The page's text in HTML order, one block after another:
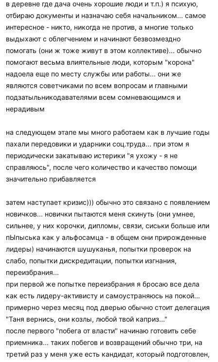
в деревне где дача очень хорошие люди и т.п.) я психую,
отбираю документы и назначаю себя начальником... самое
интересное - никто, никогда не против, а многие только
выдыхают с облегчением и начинают безвозмездно
помогать (они ж тоже живут в этом коллективе)... обычно
помогают весьма влиятельные люди, которым "корона"
надоела еще по месту службы или работы... они же
являются советчиками по всем вопросам и главными
подзатыльникодавателями всем сомневающимся и
нерадивым
на следующем этапе мы много работаем как в лучшие годы
пахали передовики и ударники соц.труда... при этом я
периодически закатываю истерики "я ухожу - я не
справляюсь", после чего количество и качество помощи
значительно прибавляется
затем наступает кризис))) обычно это связано с появлением
новичков... новички пытаются меня скинуть (они умнее,
сильнее, у них корочки, дипломы, связи, сиськи больше или
пЫпыська как у альфосамца - в общем они прирожденные
лидеры) начинаются шушуканья, попытки проверок на
слабо, попытки дискредитации, попытки изгнания,
переизбрания...
при первой же попытке переизбрания я бросаю все дела
как есть лидеру-активисту и самоустраняюсь на покой...
примерно через месяц под дверью обычно стоит делегация
"Таня вернись, они козлы, любой твой каприз..."
после первого "побега от власти" начинаю готовить себе
приемника... таких побегов и возвращений обычно три, на
третий раз у меня уже есть кандидат, который подготовлен,